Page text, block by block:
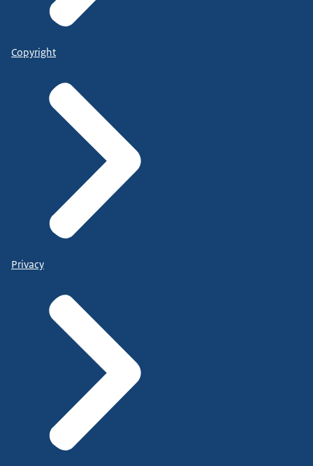
Copyright
Privacy